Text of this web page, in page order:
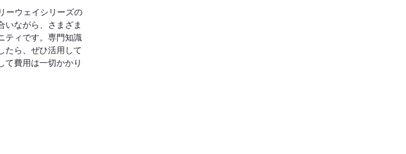
ーウェイシリーズの
いながら、さまざま
ティです。専門知識
たら、ぜひ活用して
て費用は一切かかり